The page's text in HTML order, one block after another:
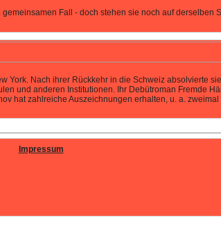
Fall - doch stehen sie noch auf derselben
York. Nach ihrer Rückkehr in die Schweiz absolvierte
und anderen Institutionen. Ihr Debütroman Fremde
hat zahlreiche Auszeichnungen erhalten, u. a.
Impressum